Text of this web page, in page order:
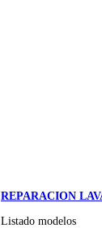
REPARACION
Listado modelos